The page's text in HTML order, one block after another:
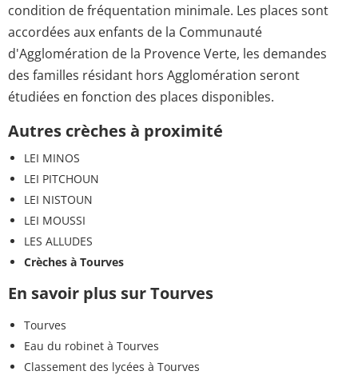
condition de fréquentation minimale. Les places sont
accordées aux enfants de la Communauté
d'Agglomération de la Provence Verte, les demandes
des familles résidant hors Agglomération seront
étudiées en fonction des places disponibles.
Autres crèches à proximité
LEI MINOS
LEI PITCHOUN
LEI NISTOUN
LEI MOUSSI
LES ALLUDES
Crèches à Tourves
En savoir plus sur Tourves
Tourves
Eau du robinet à Tourves
Classement des lycées à Tourves